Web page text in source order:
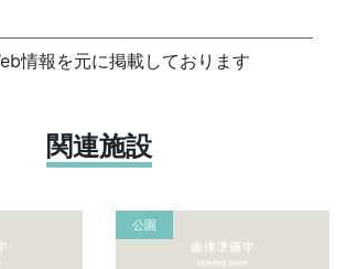
情報を元に掲載しております
関連施設
公園